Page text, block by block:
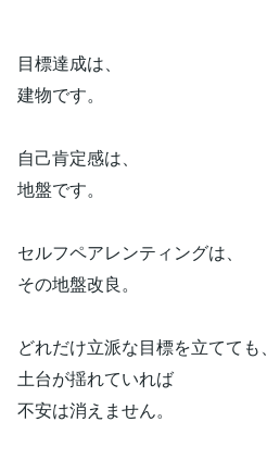
目標達成は、
建物です。
自己肯定感は、
地盤です。
セルフペアレンティングは、
その地盤改良。
どれだけ立派な目標を立てても、
土台が揺れていれば
不安は消えません。